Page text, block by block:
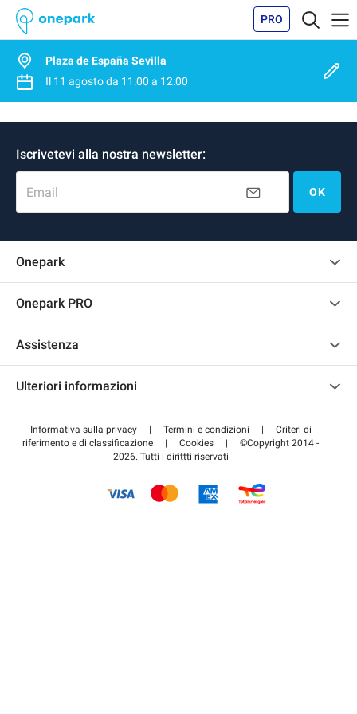
PRO
Plaza de España Sevilla
Il 11 agostoda 11:00 a 12:00
Iscrivetevi alla nostra newsletter:
Email OK
Onepark
Onepark PRO
Accedi all'area partner
Assistenza
Pagare per il parcheggio FLOW
Ulteriori informazioni
Informativa sulla privacy | Termini e condizioni |
Criteri di
riferimento e di classificazione
| Cookies |
©Copyright 2014 -
2026. Tutti i dirittti riservati